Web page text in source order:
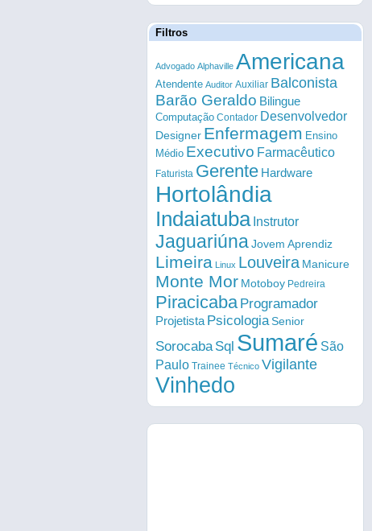
Filtros
Advogado Alphaville Americana
Atendente Auditor Auxiliar Balconista
Barão Geraldo Bilingue
Computação Contador Desenvolvedor
Designer Enfermagem Ensino
Médio Executivo Farmacêutico
Faturista Gerente Hardware
Hortolândia
Indaiatuba Instrutor
Jaguariúna Jovem Aprendiz
Limeira Linux Louveira Manicure
Monte Mor Motoboy Pedreira
Piracicaba Programador
Projetista PsicologiaSenior
Sorocaba Sql Sumaré São
Paulo Trainee Técnico Vigilante
Vinhedo